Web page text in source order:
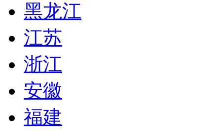
黑龙江
江苏
浙江
安徽
福建